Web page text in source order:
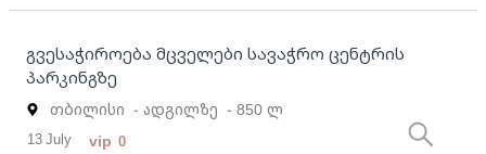
გვესაჭიროება მცველები სავაჭრო ცენტრის
პარკინგზე
თბილისი - ადგილზე - 850 ლ
13 July vip 0